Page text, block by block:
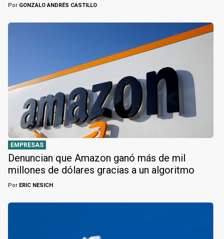
Por GONZALO ANDRÉS CASTILLO
EMPRESAS
Denuncian que Amazon ganó más de mil
millones de dólares gracias a un algoritmo
Por ERIC NESICH